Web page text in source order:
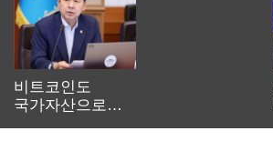
비트코인도
국가자산으로…'